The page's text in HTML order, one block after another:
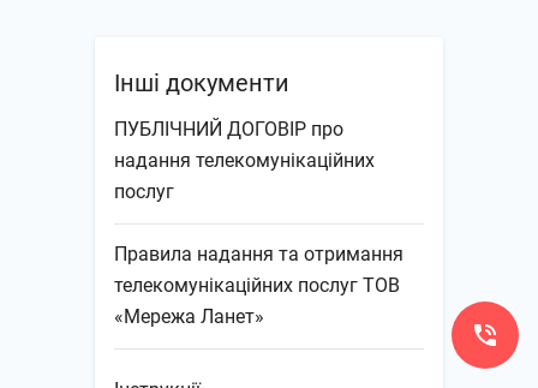
Інші документи
ПУБЛІЧНИЙ ДОГОВІР про
надання телекомунікаційних
послуг
Правила надання та отримання
телекомунікаційних послуг ТОВ
«Мережа Ланет»